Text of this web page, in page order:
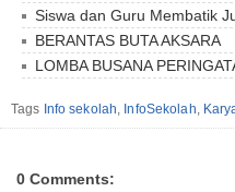
Siswa dan Guru Membatik
BERANTAS BUTA AKSARA
LOMBA BUSANA
Tags Info sekolah, InfoSekolah,
0 Comments: